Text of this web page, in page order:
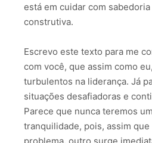
está em cuidar com
construtiva.
Escrevo este texto para me
com você, que assim como
turbulentos na liderança. Já
situações desafiadoras e
Parece que nunca teremos
tranquilidade, pois, assim